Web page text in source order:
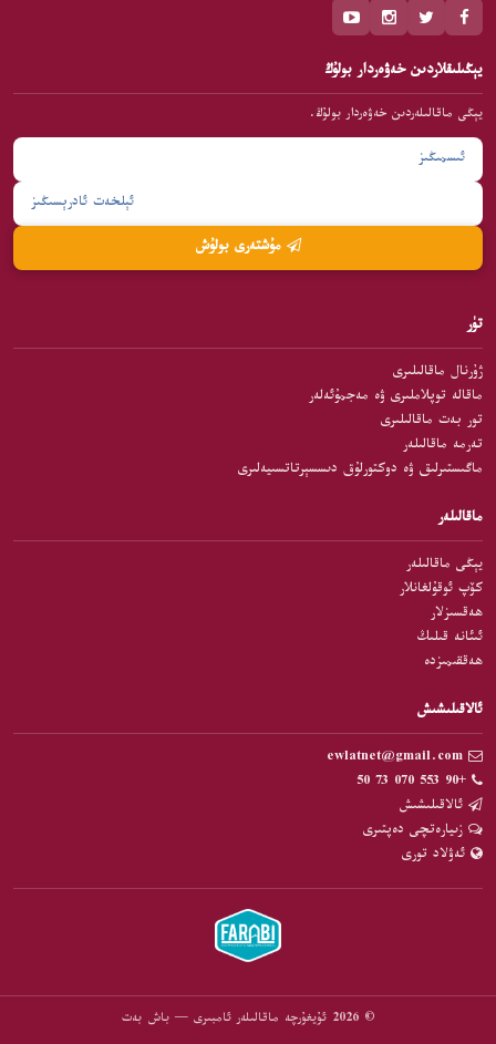
يېڭىلىقلاردىن خەۋەردار بولۇڭ
يېڭى ماقالىلەردىن خەۋەردار بولۇڭ.
تۈر
ژۇرنال ماقالىلىرى
ماقالە توپلاملىرى ۋە مەجمۇئەلەر
تور بەت ماقالىلىرى
تەرمە ماقالىلەر
ماگىستىرلىق ۋە دوكتورلۇق دىسسېرتاتسىيەلىرى
ماقالىلەر
يېڭى ماقالىلەر
كۆپ ئوقۇلغانلار
ھەقسىزلار
ئىئانە قىلىڭ
ھەققىمىزدە
ئالاقىلىشىش
+90 553 070 73 50
ئالاقىلىشىش
زىيارەتچى دەپتىرى
ئەۋلاد تورى
© 2026 ئۇيغۇرچە ماقالىلەر ئامبىرى — باش بەت